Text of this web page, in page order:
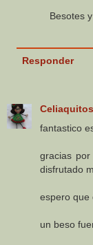
Besotes
Responder
fantastico
gracias
disfrutado
espero que
un beso